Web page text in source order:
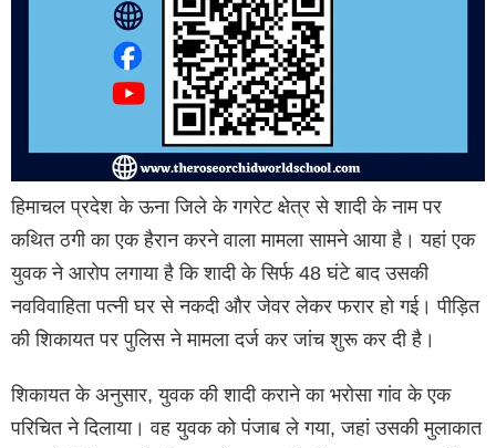
हिमाचल प्रदेश के ऊना जिले के गगरेट क्षेत्र से शादी के नाम पर
कथित ठगी का एक हैरान करने वाला मामला सामने आया है। यहां एक
युवक ने आरोप लगाया है कि शादी के सिर्फ 48 घंटे बाद उसकी
नवविवाहिता पत्नी घर से नकदी और जेवर लेकर फरार हो गई। पीड़ित
की शिकायत पर पुलिस ने मामला दर्ज कर जांच शुरू कर दी है।
शिकायत के अनुसार, युवक की शादी कराने का भरोसा गांव के एक
परिचित ने दिलाया। वह युवक को पंजाब ले गया, जहां उसकी मुलाकात